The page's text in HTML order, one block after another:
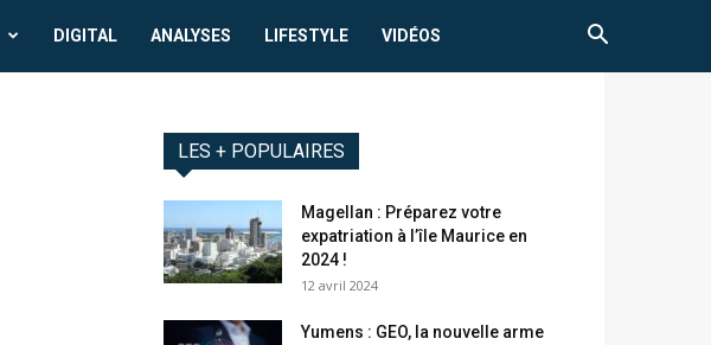
DIGITAL ANALYSES LIFESTYLE VIDÉOS
LES + POPULAIRES
Magellan : Préparez votre
expatriation à l’île Maurice en
2024 !
12 avril 2024
Yumens : GEO, la nouvelle arme